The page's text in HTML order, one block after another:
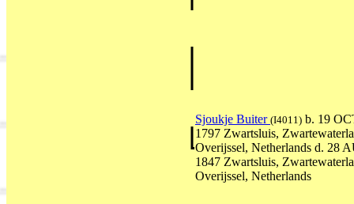
Sjoukje Buiter (I4011) b. 19
1797 Zwartsluis,
Overijssel, Netherlands d. 28
1847 Zwartsluis,
Overijssel, Netherlands